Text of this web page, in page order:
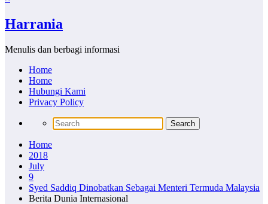
Harrania
Menulis dan berbagi informasi
Home
Home
Hubungi Kami
Privacy Policy
Home
2018
July
9
Syed Saddiq Dinobatkan Sebagai Menteri Termuda Malaysia
Berita Dunia Internasional